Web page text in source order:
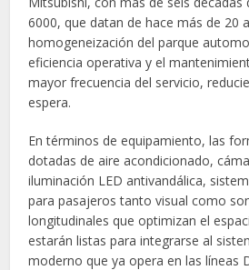
6000, que datan de hace más de 20
homogeneización del parque
eficiencia operativa y el
mayor frecuencia del servicio,
espera.
En términos de equipamiento, las
dotadas de aire acondicionado,
iluminación LED antivandálica,
para pasajeros tanto visual como
longitudinales que optimizan el
estarán listas para integrarse al
moderno que ya opera en las líneas